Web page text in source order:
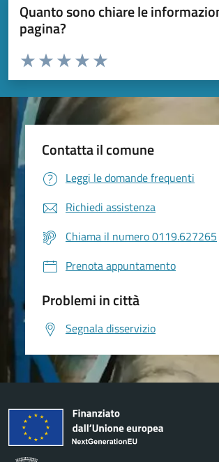
Quanto sono chiare le
pagina?
Valuta da 1 a 5 stelle la pagina
Valuta 5 stelle su 5
Valuta 4 stelle su 5
Valuta 3 stelle su 5
Valuta 2 stelle su 5
Valuta 1 stelle su 5
Contatta il comune
Leggi le domande frequenti
Richiedi assistenza
Chiama il numero 0119.627265
Prenota appuntamento
Problemi in città
Segnala disservizio